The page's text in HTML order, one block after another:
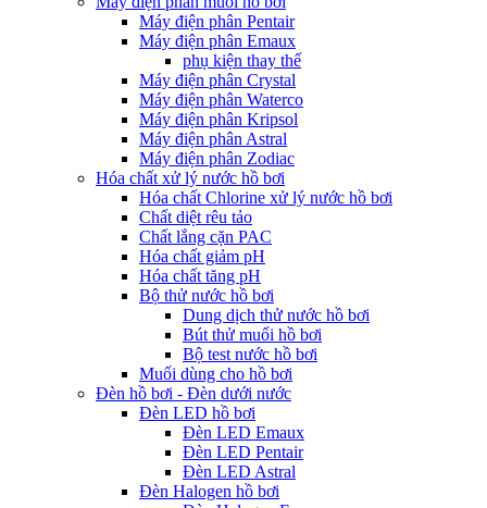
Máy điện phân Pentair
Máy điện phân Emaux
phụ kiện thay thế
Máy điện phân Crystal
Máy điện phân Waterco
Máy điện phân Kripsol
Máy điện phân Astral
Máy điện phân Zodiac
Hóa chất xử lý nước hồ bơi
Hóa chất Chlorine xử lý nước hồ bơi
Chất diệt rêu tảo
Chất lắng cặn PAC
Hóa chất giảm pH
Hóa chất tăng pH
Bộ thử nước hồ bơi
Dung dịch thử nước hồ bơi
Bút thử muối hồ bơi
Bộ test nước hồ bơi
Muối dùng cho hồ bơi
Đèn hồ bơi - Đèn dưới nước
Đèn LED hồ bơi
Đèn LED Emaux
Đèn LED Pentair
Đèn LED Astral
Đèn Halogen hồ bơi